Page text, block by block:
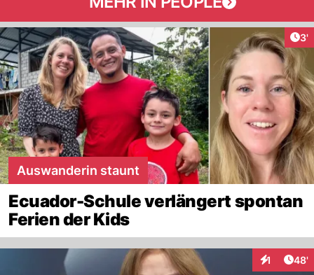
3'
Auswanderin staunt
Ecuador-Schule verlängert spontan
Ferien der Kids
1 48'